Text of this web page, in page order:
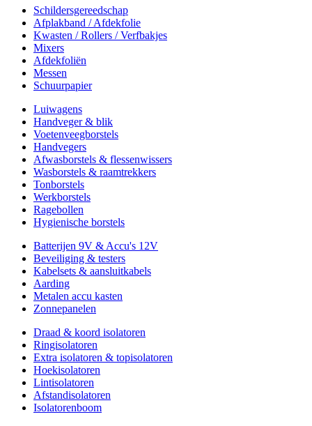
Schildersgereedschap
Afplakband / Afdekfolie
Kwasten / Rollers / Verfbakjes
Mixers
Afdekfoliën
Messen
Schuurpapier
Luiwagens
Handveger & blik
Voetenveegborstels
Handvegers
Afwasborstels & flessenwissers
Wasborstels & raamtrekkers
Tonborstels
Werkborstels
Ragebollen
Hygienische borstels
Batterijen 9V & Accu's 12V
Beveiliging & testers
Kabelsets & aansluitkabels
Aarding
Metalen accu kasten
Zonnepanelen
Draad & koord isolatoren
Ringisolatoren
Extra isolatoren & topisolatoren
Hoekisolatoren
Lintisolatoren
Afstandisolatoren
Isolatorenboom